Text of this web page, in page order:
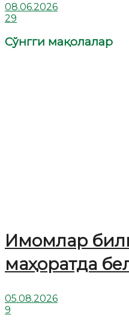
08.06.2026
29
Сўнгги мақолалар
Имомлар
маҳоратда
05.08.2026
9